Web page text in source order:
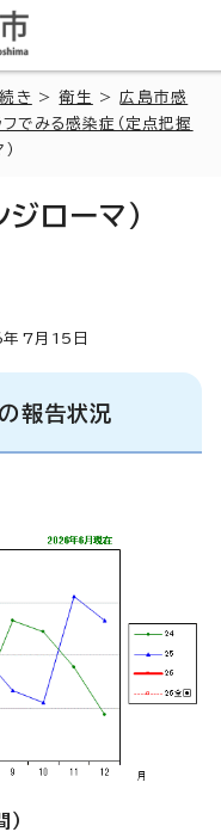
き >衛生 >広島市感
フでみる感染症（定点把握
ローマ）
年7月 15 日
報告状況